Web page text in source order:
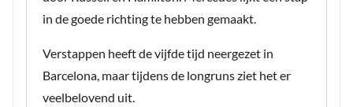
in de goede richting te hebben gemaakt.
Verstappen heeft de vijfde tijd neergezet in
Barcelona, maar tijdens de longruns ziet het er
veelbelovend uit.